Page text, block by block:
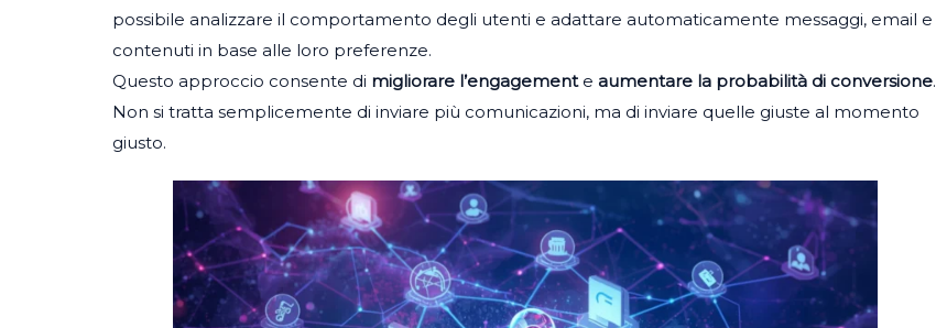
possibile analizzare il comportamento degli utenti e adattare automaticamente messaggi, email e
contenuti in base alle loro preferenze.
Questo approccio consente di migliorare l’engagemente aumentare la probabilità di conversione.
Non si tratta semplicemente di inviare più comunicazioni, ma di inviare quelle giuste al momento
giusto.